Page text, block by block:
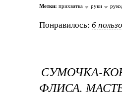
Метки: прихватка руки
Понравилось: 6
СУМОЧКА-
ФЛИСА.